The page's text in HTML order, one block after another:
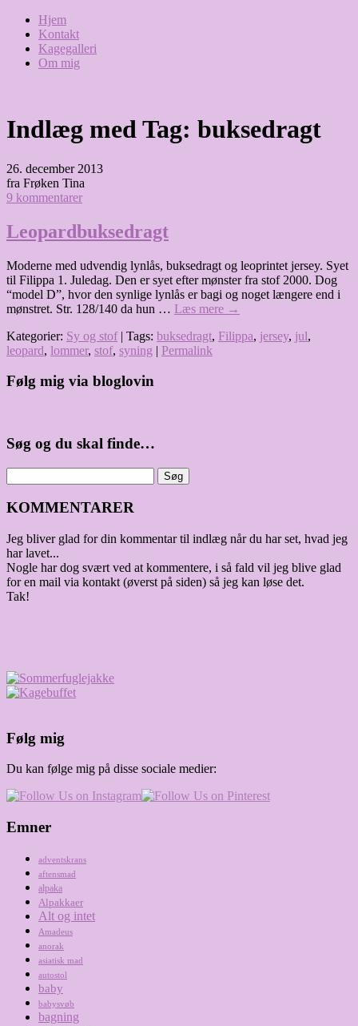
Hjem
Kontakt
Kagegalleri
Om mig
Indlæg med Tag: buksedragt
26. december 2013
fra Frøken Tina
9 kommentarer
Leopardbuksedragt
Moderne med udvendig lynlås, buksedragt og leoprintet jersey. Syet
til Filippa 1. Juledag. Den er syet efter mønster fra stof 2000. Dog
“model D”, hvor den synlige lynlås er bagi og noget længere end i
mønstret. Str. 128/140 da hun … Læs mere →
Kategorier: Sy og stof| Tags: buksedragt, Filippa, jersey, jul,
leopard, lommer, stof, syning | Permalink
Følg mig via bloglovin
Søg og du skal finde…
KOMMENTARER
Jeg bliver glad for din kommentar til indlæg når du har set, hvad jeg
har lavet...
Nogle har dog svært ved at kommentere, i så fald vil jeg blive glad
for en mail via kontakt (øverst på siden) så jeg kan løse det.
Tak!
Følg mig
Du kan følge mig på disse sociale medier:
Emner
adventskrans
aftensmad
alpaka
Alpakkaer
Alt og intet
Amadeus
anorak
asiatisk mad
autostol
baby
babysvøb
bagning